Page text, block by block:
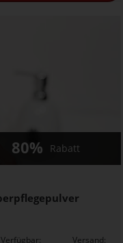
80% Rabatt
Verfügbar: Versand: